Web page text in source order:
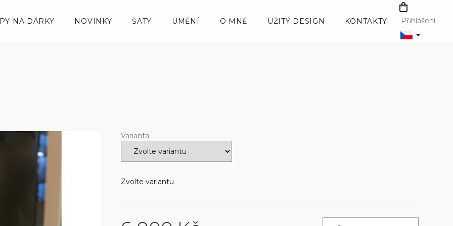
NA DÁRKY NOVINKY ŠATY UMĚNÍ O MNĚ UŽITÝ DESIGN KONTAKTY
NÁKUPNÍ
KOŠÍK
Přihlášení
Zvolte variantu
Varianta